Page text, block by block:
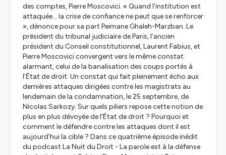
des comptes, Pierre Moscovici. « Quand l’institution est
attaquée… la crise de confiance ne peut que se renforcer
», dénonce pour sa part Peimane Ghaleh-Marzban. Le
président du tribunal judiciaire de Paris, l’ancien
président du Conseil constitutionnel, Laurent Fabius, et
Pierre Moscovici convergent vers le même constat
alarmant, celui de la banalisation des coups portés à
l’État de droit. Un constat qui fait pleinement écho aux
dernières attaques dirigées contre les magistrats au
lendemain de la condamnation, le 25 septembre, de
Nicolas Sarkozy. Sur quels piliers repose cette notion de
plus en plus dévoyée de l’État de droit ? Pourquoi et
comment le défendre contre les attaques dont il est
aujourd’hui la cible ? Dans ce quatrième épisode inédit
du podcast La Nuit du Droit - La parole est à la défense